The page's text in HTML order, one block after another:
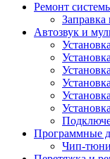
Ремонт
Заправка
Автозвук и
Программные
Чип-